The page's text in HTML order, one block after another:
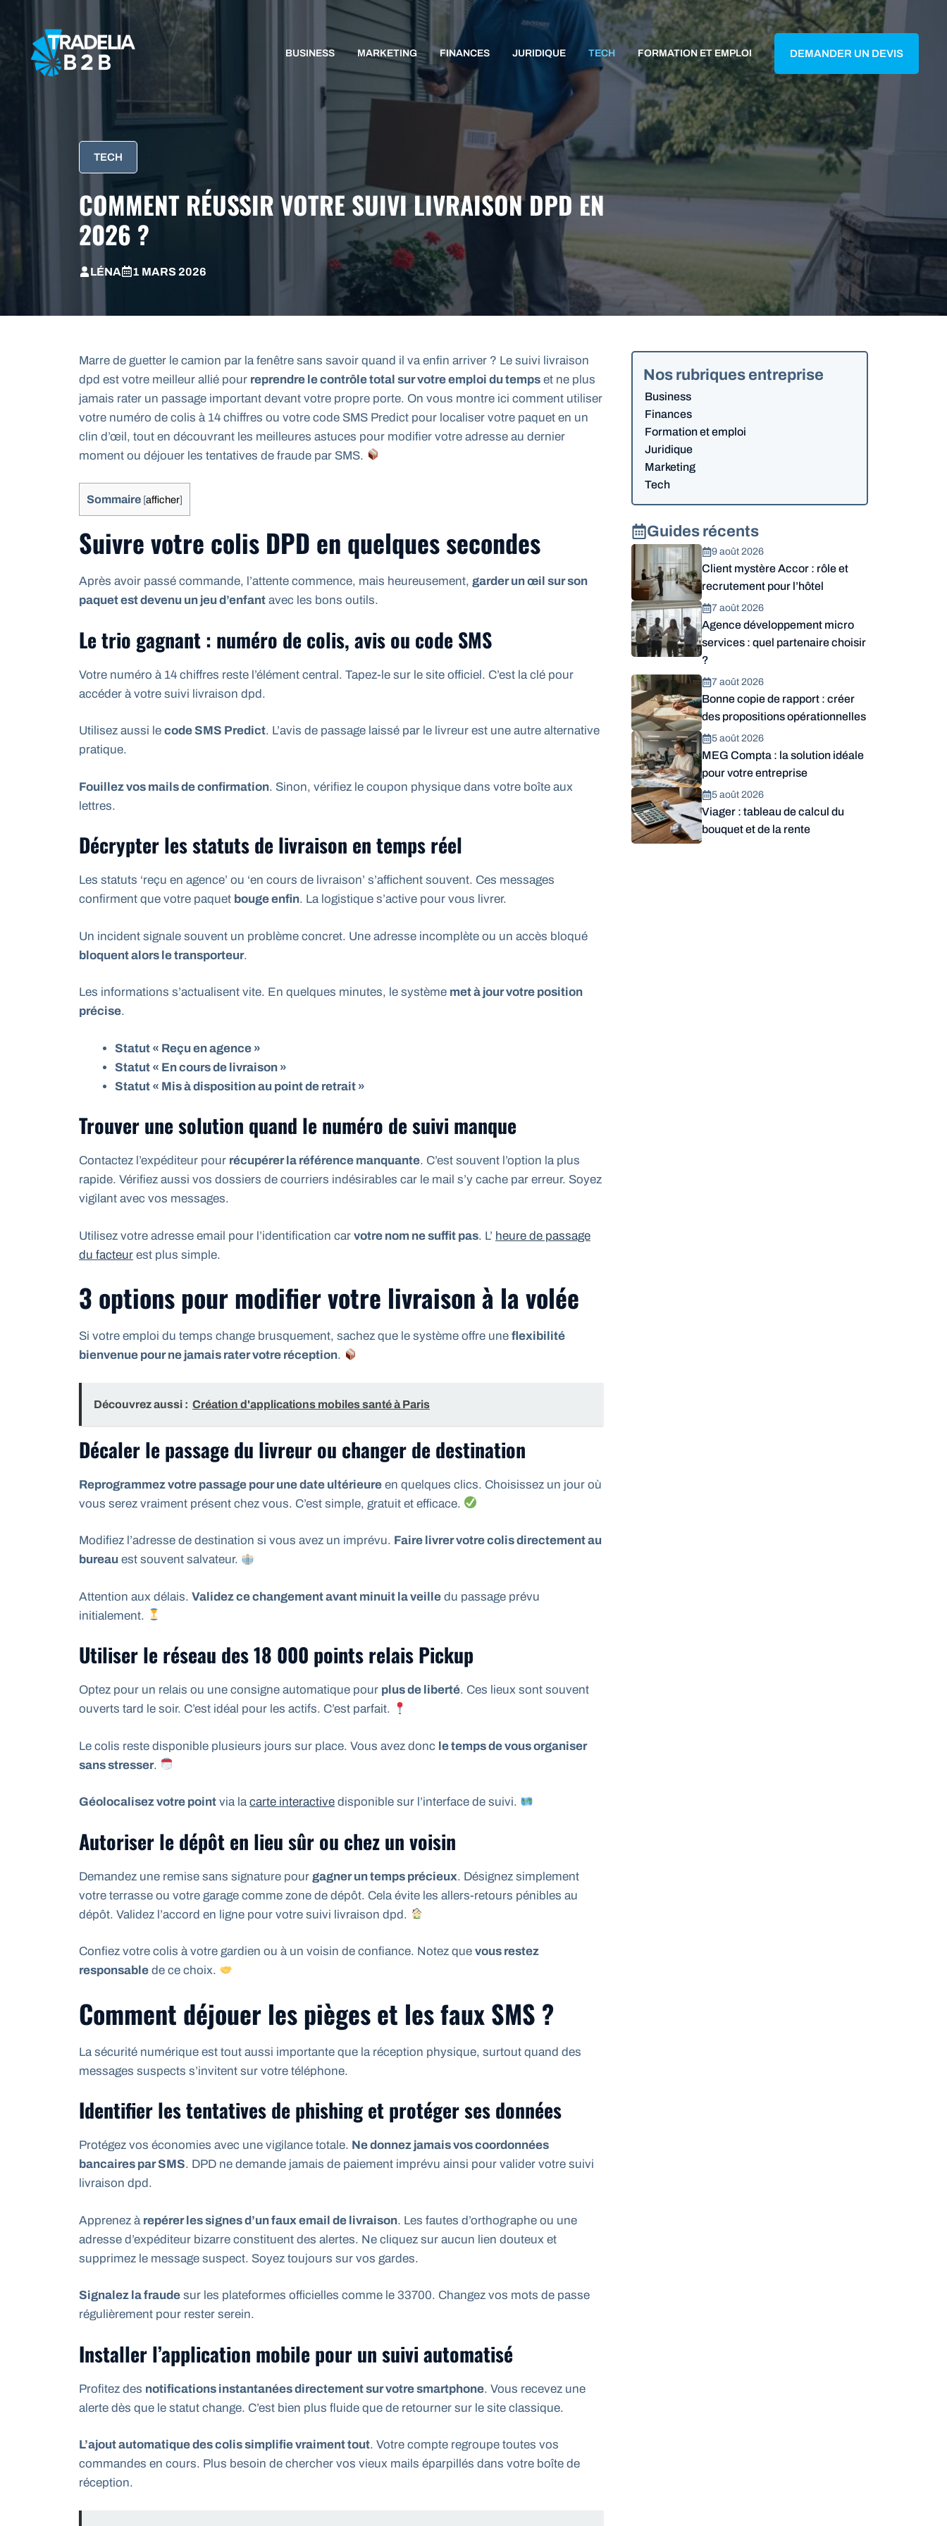
contenu
BUSINESS MARKETING FINANCES JURIDIQUE TECH FORMATION ET EMPLOI DEMANDER UN DEVIS
TECH
COMMENT RÉUSSIR VOTRE SUIVI LIVRAISON DPD EN
2026 ?
LÉNA 1 MARS 2026
Marre de guetter le camion par la fenêtre sans savoir quand il va enfin arriver ? Le suivi livraison
dpd est votre meilleur allié pour reprendre le contrôle total sur votre emploi du temps et ne plus
jamais rater un passage important devant votre propre porte. On vous montre ici comment utiliser
votre numéro de colis à 14 chiffres ou votre code SMS Predict pour localiser votre paquet en un
clin d’œil, tout en découvrant les meilleures astuces pour modifier votre adresse au dernier
moment ou déjouer les tentatives de fraude par SMS.
Sommaire [afficher]
Suivre votre colis DPD en quelques secondes
Après avoir passé commande, l’attente commence, mais heureusement, garder un œil sur son
paquet est devenu un jeu d’enfant avec les bons outils.
Le trio gagnant : numéro de colis, avis ou code SMS
Votre numéro à 14 chiffres reste l’élément central. Tapez-le sur le site officiel. C’est la clé pour
accéder à votre suivi livraison dpd.
Utilisez aussi le code SMS Predict. L’avis de passage laissé par le livreur est une autre alternative
pratique.
Fouillez vos mails de confirmation. Sinon, vérifiez le coupon physique dans votre boîte aux
lettres.
Décrypter les statuts de livraison en temps réel
Les statuts ‘reçu en agence’ ou ‘en cours de livraison’ s’affichent souvent. Ces messages
confirment que votre paquet bouge enfin. La logistique s’active pour vous livrer.
Un incident signale souvent un problème concret. Une adresse incomplète ou un accès bloqué
bloquent alors le transporteur.
Les informations s’actualisent vite. En quelques minutes, le système met à jour votre position
précise.
Statut « Reçu en agence »
Statut « En cours de livraison »
Statut « Mis à disposition au point de retrait »
Trouver une solution quand le numéro de suivi manque
Contactez l’expéditeur pour récupérer la référence manquante. C’est souvent l’option la plus
rapide. Vérifiez aussi vos dossiers de courriers indésirables car le mail s’y cache par erreur. Soyez
vigilant avec vos messages.
Utilisez votre adresse email pour l’identification car votre nom ne suffit pas. L’ heure de passage
du facteur est plus simple.
3 options pour modifier votre livraison à la volée
Si votre emploi du temps change brusquement, sachez que le système offre une flexibilité
bienvenue pour ne jamais rater votre réception.
Découvrez aussi : Création d'applications mobiles santé à Paris
Décaler le passage du livreur ou changer de destination
Reprogrammez votre passage pour une date ultérieure en quelques clics. Choisissez un jour où
vous serez vraiment présent chez vous. C’est simple, gratuit et efficace.
Modifiez l’adresse de destination si vous avez un imprévu. Faire livrer votre colis directement au
bureau est souvent salvateur.
Attention aux délais. Validez ce changement avant minuit la veille du passage prévu
initialement.
Utiliser le réseau des 18 000 points relais Pickup
Optez pour un relais ou une consigne automatique pour plus de liberté. Ces lieux sont souvent
ouverts tard le soir. C’est idéal pour les actifs. C’est parfait.
Le colis reste disponible plusieurs jours sur place. Vous avez donc le temps de vous organiser
sans stresser.
Géolocalisez votre point via lacarte interactive disponible sur l’interface de suivi.
Autoriser le dépôt en lieu sûr ou chez un voisin
Demandez une remise sans signature pour gagner un temps précieux. Désignez simplement
votre terrasse ou votre garage comme zone de dépôt. Cela évite les allers-retours pénibles au
dépôt. Validez l’accord en ligne pour votre suivi livraison dpd.
Confiez votre colis à votre gardien ou à un voisin de confiance. Notez que vous restez
responsable de ce choix.
Comment déjouer les pièges et les faux SMS ?
La sécurité numérique est tout aussi importante que la réception physique, surtout quand des
messages suspects s’invitent sur votre téléphone.
Identifier les tentatives de phishing et protéger ses données
Protégez vos économies avec une vigilance totale. Ne donnez jamais vos coordonnées
bancaires par SMS. DPD ne demande jamais de paiement imprévu ainsi pour valider votre suivi
livraison dpd.
Apprenez à repérer les signes d’un faux email de livraison. Les fautes d’orthographe ou une
adresse d’expéditeur bizarre constituent des alertes. Ne cliquez sur aucun lien douteux et
supprimez le message suspect. Soyez toujours sur vos gardes.
Signalez la fraude sur les plateformes officielles comme le 33700. Changez vos mots de passe
régulièrement pour rester serein.
Installer l’application mobile pour un suivi automatisé
Profitez des notifications instantanées directement sur votre smartphone. Vous recevez une
alerte dès que le statut change. C’est bien plus fluide que de retourner sur le site classique.
L’ajout automatique des colis simplifie vraiment tout. Votre compte regroupe toutes vos
commandes en cours. Plus besoin de chercher vos vieux mails éparpillés dans votre boîte de
réception.
Nos rubriques entreprise
Business
Finances
Formation et emploi
Juridique
Marketing
Tech
Guides récents
9 août 2026
Client mystère Accor : rôle et
recrutement pour l’hôtel
7 août 2026
Agence développement micro
services : quel partenaire choisir
?
7 août 2026
Bonne copie de rapport : créer
des propositions opérationnelles
5 août 2026
MEG Compta : la solution idéale
pour votre entreprise
5 août 2026
Viager : tableau de calcul du
bouquet et de la rente